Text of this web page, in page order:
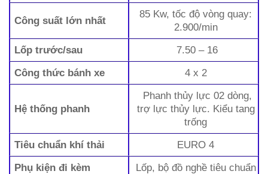
Công suất lớn nhất
85 Kw, tốc độ vòng quay:
2.900/min
Lốp trước/sau
7.50 – 16
Công thức bánh xe
4 x 2
Hệ thống phanh
Phanh thủy lực 02 dòng,
trợ lực thủy lực. Kiểu tang
trống
Tiêu chuẩn khí thải
EURO 4
Phụ kiện đi kèm
Lốp, bộ đồ nghề tiêu chuẩn